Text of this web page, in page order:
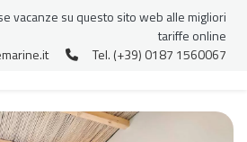
vacanze su questo sito web alle migliori
tariffe online
Tel. (+39) 0187 1560067